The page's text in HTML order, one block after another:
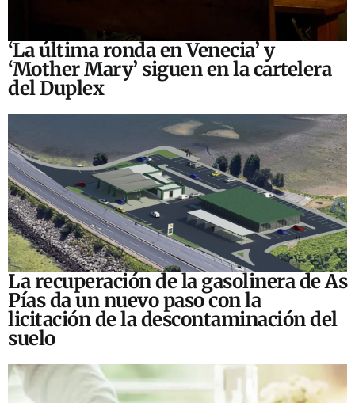
‘La última ronda en Venecia’ y
‘Mother Mary’ siguen en la cartelera
del Duplex
La recuperación de la gasolinera de As
Pías da un nuevo paso con la
licitación de la descontaminación del
suelo